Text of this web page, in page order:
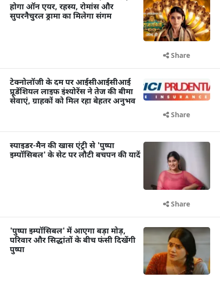
होगा ऑन एयर, रहस्य, रोमांस और
सुपरनैचुरल ड्रामा का मिलेगा संगम
Share
टेक्नोलॉजी के दम पर आईसीआईसीआई
प्रूडेंशियल लाइफ इंश्योरेंस ने तेज की बीमा
सेवाएं, ग्राहकों को मिल रहा बेहतर अनुभव
Share
स्पाइडर-मैन की खास एंट्री से 'पुष्पा
इम्पॉसिबल' के सेट पर लौटी बचपन की यादें
Share
'पुष्पा इम्पॉसिबल' में आएगा बड़ा मोड़,
परिवार और सिद्धांतों के बीच फंसी दिखेंगी
पुष्पा